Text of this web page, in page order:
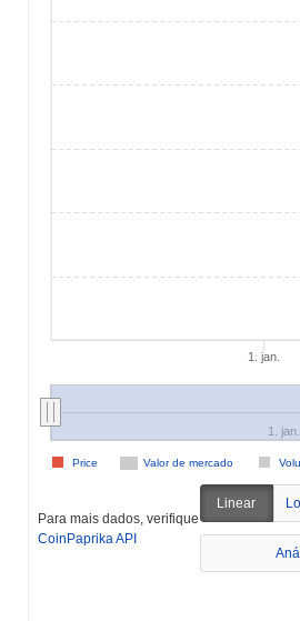
1. jan.
Valor de mercado
Price
1. jan.
Para mais dados, verifique
CoinPaprika API
Linear